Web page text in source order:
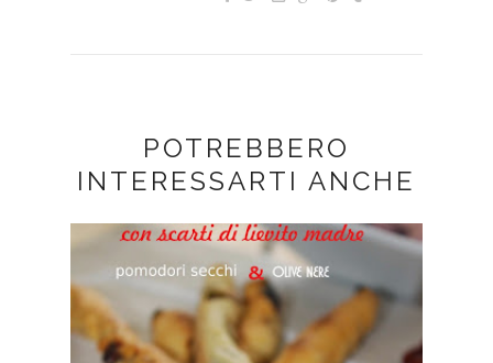
POTREBBERO
INTERESSARTI ANCHE